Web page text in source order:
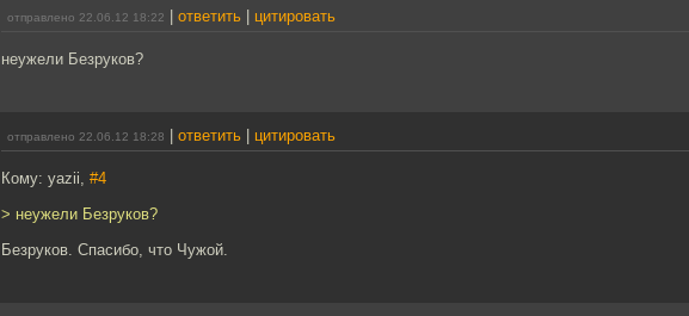
отправлено 22.06.12 18:22 ответить цитировать
неужели Безруков?
отправлено 22.06.12 18:28 ответить цитировать
Кому: yazii, #4
> неужели Безруков?
Безруков. Спасибо, что Чужой.